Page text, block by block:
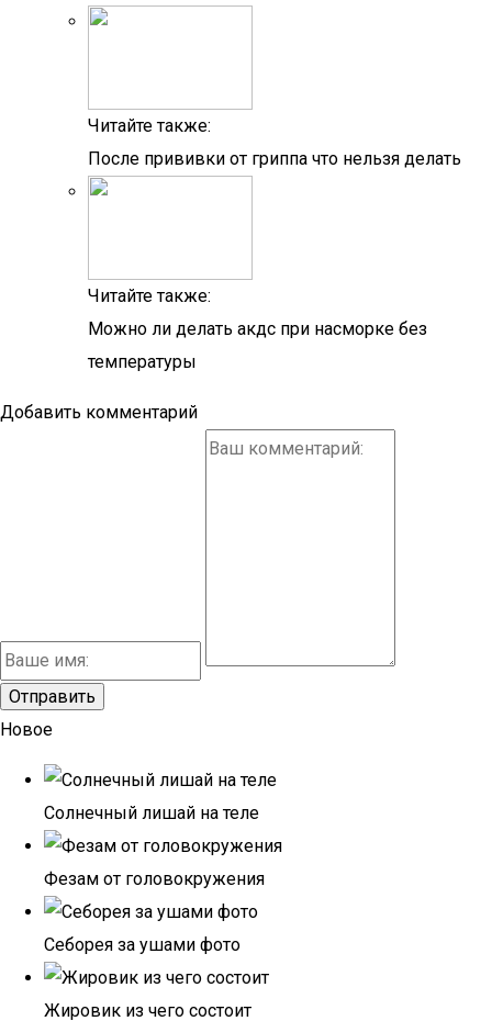
Читайте также:
После прививки от гриппа что нельзя делать
Читайте также:
Можно ли делать акдс при насморке без
температуры
Добавить комментарий
Новое
Солнечный лишай на теле
Фезам от головокружения
Себорея за ушами фото
Жировик из чего состоит